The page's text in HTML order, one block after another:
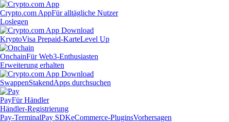
Crypto.com AppFür alltägliche Nutzer
Loslegen
KryptoVisa Prepaid-KarteLevel Up
OnchainFür Web3-Enthusiasten
Erweiterung erhalten
SwappenStakendApps durchsuchen
PayFür Händler
Händler-Registrierung
Pay-TerminalPay SDKeCommerce-PluginsVorhersagen